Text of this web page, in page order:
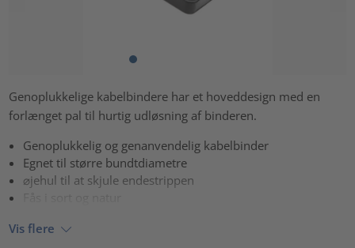
Genoplukkelige kabelbindere har et hoveddesign med en
forlænget pal til hurtig udløsning af binderen.
Genoplukkelig og genanvendelig kabelbinder
Egnet til større bundtdiametre
⌀jehul til at skjule endestrippen
Vis flere